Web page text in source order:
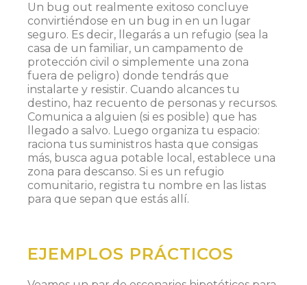
Un bug out realmente exitoso concluye
convirtiéndose en un bug in en un lugar
seguro. Es decir, llegarás a un refugio (sea la
casa de un familiar, un campamento de
protección civil o simplemente una zona
fuera de peligro) donde tendrás que
instalarte y resistir. Cuando alcances tu
destino, haz recuento de personas y recursos.
Comunica a alguien (si es posible) que has
llegado a salvo. Luego organiza tu espacio:
raciona tus suministros hasta que consigas
más, busca agua potable local, establece una
zona para descanso. Si es un refugio
comunitario, registra tu nombre en las listas
para que sepan que estás allí.
EJEMPLOS PRÁCTICOS